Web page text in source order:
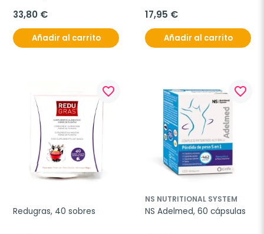
33,80 €
Añadir al carrito
17,95 €
Añadir al carrito
favorite_border
Redugras, 40 sobres
favorite_border
NS NUTRITIONAL SYSTEM
NS Adelmed, 60 cápsulas